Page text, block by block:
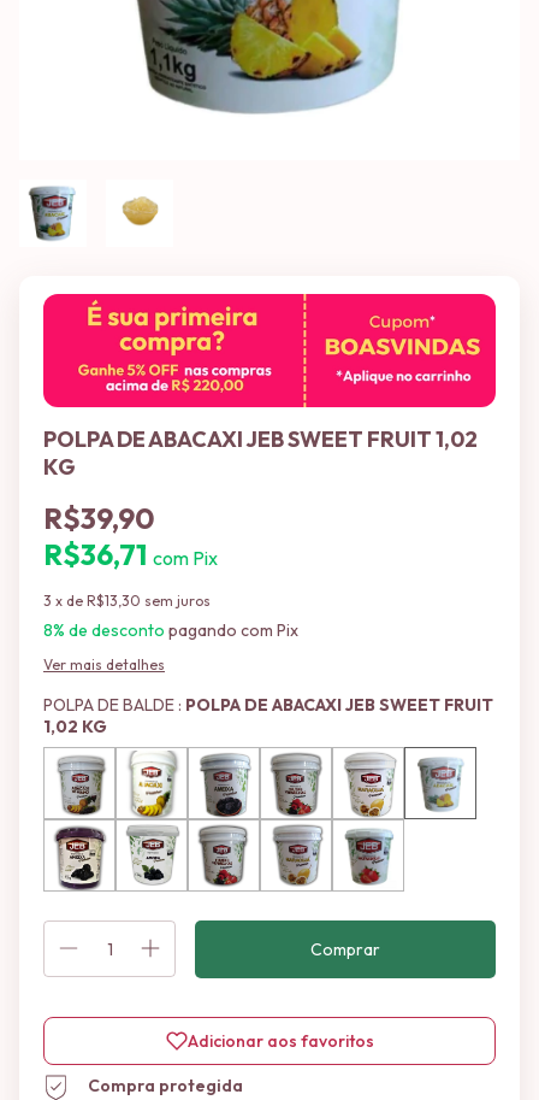
POLPA DE ABACAXI JEB SWEET FRUIT 1,02
KG
R$39,90
R$36,71 com Pix
3 x de R$13,30 sem juros
8% de desconto pagando com Pix
Ver mais detalhes
POLPA DE BALDE : POLPA DE ABACAXI JEB SWEET FRUIT
1,02 KG
Adicionar aos favoritos
Compra protegida